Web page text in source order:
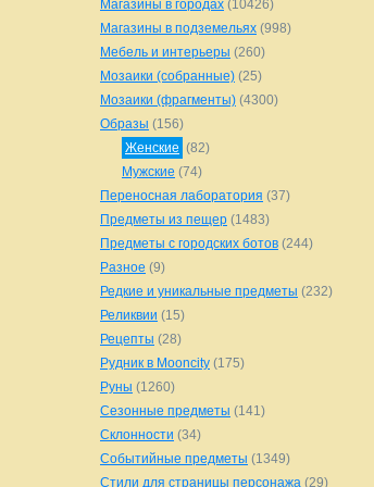
Магазины в городах (10426)
Магазины в подземельях (998)
Мебель и интерьеры (260)
Мозаики (собранные) (25)
Мозаики (фрагменты) (4300)
Образы (156)
Женские (82)
Мужские (74)
Переносная лаборатория (37)
Предметы из пещер (1483)
Предметы с городских ботов (244)
Разное (9)
Редкие и уникальные предметы (232)
Реликвии (15)
Рецепты (28)
Рудник в Mooncity (175)
Руны (1260)
Сезонные предметы (141)
Склонности (34)
Событийные предметы (1349)
Стили для страницы персонажа (29)